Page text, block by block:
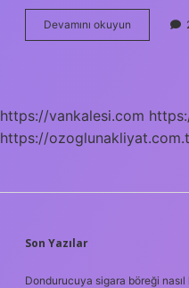
Devamını okuyun
Ceviz
https://vankalesi.com
https://
SIDEBAR
Son Yazılar
Dondurucuya sigara böreği nasıl